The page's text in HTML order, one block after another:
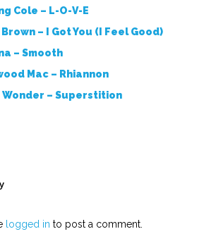
Cole – L-O-V-E
– I Got You (I Feel Good)
– Smooth
Mac – Rhiannon
Wonder – Superstition
logged in to post a comment.